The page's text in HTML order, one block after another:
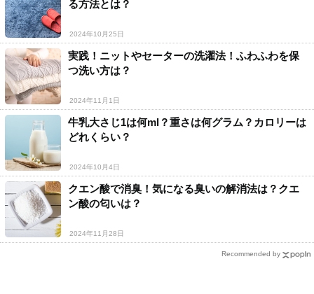
る方法とは？
2024年10月25日
実践！ニットやセーターの洗濯法！ふわふわを保
つ洗い方は？
2024年11月1日
牛乳大さじ1は何ml？重さは何グラム？カロリーは
どれくらい？
2024年10月4日
クエン酸で消臭！気になる臭いの解消法は？クエ
ン酸の匂いは？
2024年11月28日
Recommended by